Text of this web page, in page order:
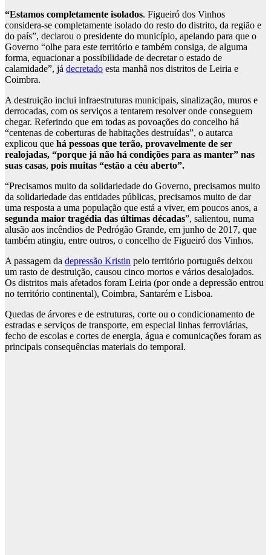
“Estamos completamente isolados. Figueiró dos Vinhos
considera-se completamente isolado do resto do distrito, da região e
do país”, declarou o presidente do município, apelando para que o
Governo “olhe para este território e também consiga, de alguma
forma, equacionar a possibilidade de decretar o estado de
calamidade”, já decretado esta manhã nos distritos de Leiria e
Coimbra.
A destruição inclui infraestruturas municipais, sinalização, muros e
derrocadas, com os serviços a tentarem resolver onde conseguem
chegar. Referindo que em todas as povoações do concelho há
“centenas de coberturas de habitações destruídas”, o autarca
explicou que há pessoas que terão, provavelmente de ser
realojadas, “porque já não há condições para as manter” nas
suas casas, pois muitas “estão a céu aberto”.
“Precisamos muito da solidariedade do Governo, precisamos muito
da solidariedade das entidades públicas, precisamos muito de dar
uma resposta a uma população que está a viver, em poucos anos, a
segunda maior tragédia das últimas décadas”, salientou, numa
alusão aos incêndios de Pedrógão Grande, em junho de 2017, que
também atingiu, entre outros, o concelho de Figueiró dos Vinhos.
A passagem da depressão Kristin pelo território português deixou
um rasto de destruição, causou cinco mortos e vários desalojados.
Os distritos mais afetados foram Leiria (por onde a depressão entrou
no território continental), Coimbra, Santarém e Lisboa.
Quedas de árvores e de estruturas, corte ou o condicionamento de
estradas e serviços de transporte, em especial linhas ferroviárias,
fecho de escolas e cortes de energia, água e comunicações foram as
principais consequências materiais do temporal.